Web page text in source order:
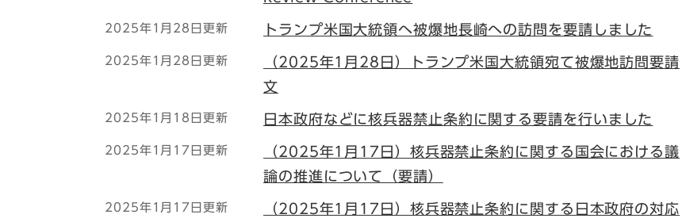
2025年1月28日更新 トランプ米国大統領へ被爆地長崎への訪問を要請しました
2025年1月28日更新
（2025年1月28日）トランプ米国大統領宛て被爆地訪問要請
文
2025年1月18日更新 日本政府などに核兵器禁止条約に関する要請を行いました
2025年1月17日更新
（2025年1月17日）核兵器禁止条約に関する国会における議
論の推進について（要請）
2025年1月17日更新
（2025年1月17日）核兵器禁止条約に関する日本政府の対応